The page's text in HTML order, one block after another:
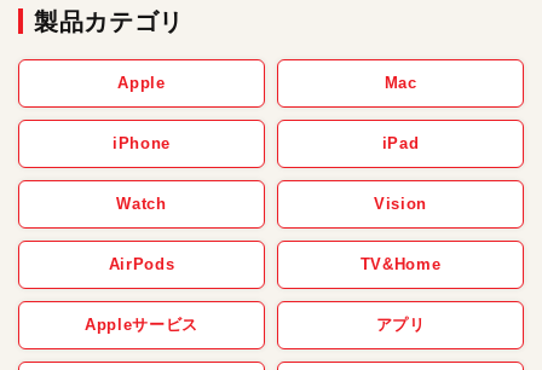
製品カテゴリ
Apple Mac
iPhone iPad
Watch Vision
AirPods TV&Home
Appleサービス アプリ